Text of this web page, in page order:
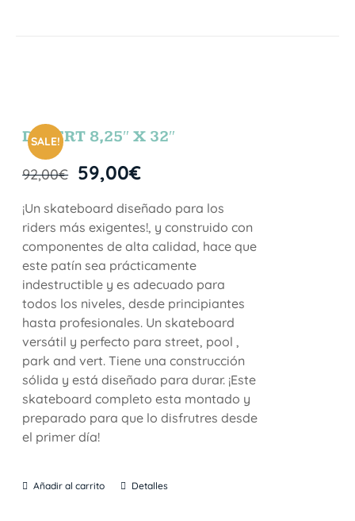
SALE!
DESERT 8,25″ X 32″
92,00€ 59,00€
¡Un skateboard diseñado para los
riders más exigentes!, y construido con
componentes de alta calidad, hace que
este patín sea prácticamente
indestructible y es adecuado para
todos los niveles, desde principiantes
hasta profesionales. Un skateboard
versátil y perfecto para street, pool ,
park and vert. Tiene una construcción
sólida y está diseñado para durar. ¡Este
skateboard completo esta montado y
preparado para que lo disfrutres desde
el primer día!
Añadir al carrito Detalles